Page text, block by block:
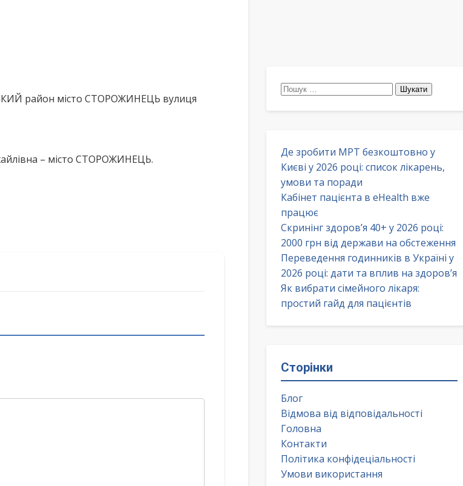
район місто СТОРОЖИНЕЦЬ вулиця
– місто СТОРОЖИНЕЦЬ.
Пошук:
Де зробити МРТ безкоштовно у
Києві у 2026 році: список лікарень,
умови та поради
Кабінет пацієнта в eHealth вже
працює
Скринінг здоров’я 40+ у 2026 році:
2000 грн від держави на обстеження
Переведення годинників в Україні у
2026 році: дати та вплив на здоров’я
Як вибрати сімейного лікаря:
простий гайд для пацієнтів
Сторінки
Блог
Відмова від відповідальності
Головна
Контакти
Політика конфідеціальності
Умови використання